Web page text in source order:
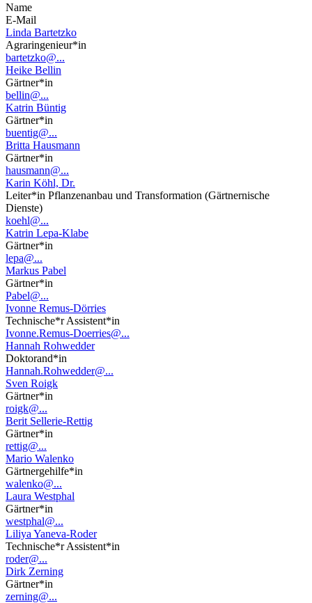
Name
E-Mail
Linda Bartetzko
Agraringenieur*in
bartetzko@...
Heike Bellin
Gärtner*in
bellin@...
Katrin Büntig
Gärtner*in
buentig@...
Britta Hausmann
Gärtner*in
hausmann@...
Karin Köhl, Dr.
Leiter*in Pflanzenanbau und Transformation (Gärtnernische
Dienste)
koehl@...
Katrin Lepa-Klabe
Gärtner*in
lepa@...
Markus Pabel
Gärtner*in
Pabel@...
Ivonne Remus-Dörries
Technische*r Assistent*in
Ivonne.Remus-Doerries@...
Hannah Rohwedder
Doktorand*in
Hannah.Rohwedder@...
Sven Roigk
Gärtner*in
roigk@...
Berit Sellerie-Rettig
Gärtner*in
rettig@...
Mario Walenko
Gärtnergehilfe*in
walenko@...
Laura Westphal
Gärtner*in
westphal@...
Liliya Yaneva-Roder
Technische*r Assistent*in
roder@...
Dirk Zerning
Gärtner*in
zerning@...